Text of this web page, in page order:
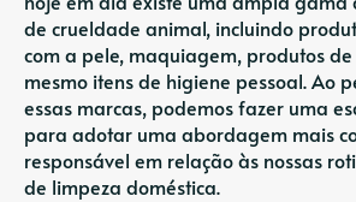
de crueldade animal, incluindo
com a pele, maquiagem, produtos
mesmo itens de higiene pessoal. Ao
essas marcas, podemos fazer uma
para adotar uma abordagem mais
responsável em relação às nossas
de limpeza doméstica.